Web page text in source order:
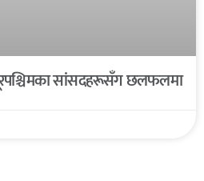
सांसदहरूसँग छलफलमा